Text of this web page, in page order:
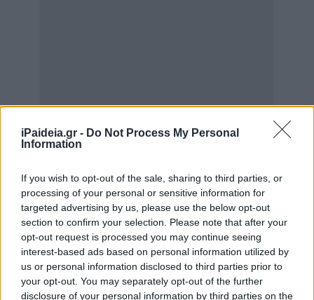
iPaideia.gr - Do Not Process My Personal
Information
If you wish to opt-out of the sale, sharing to third parties, or
processing of your personal or sensitive information for
targeted advertising by us, please use the below opt-out
section to confirm your selection. Please note that after your
opt-out request is processed you may continue seeing
interest-based ads based on personal information utilized by
us or personal information disclosed to third parties prior to
your opt-out. You may separately opt-out of the further
disclosure of your personal information by third parties on the